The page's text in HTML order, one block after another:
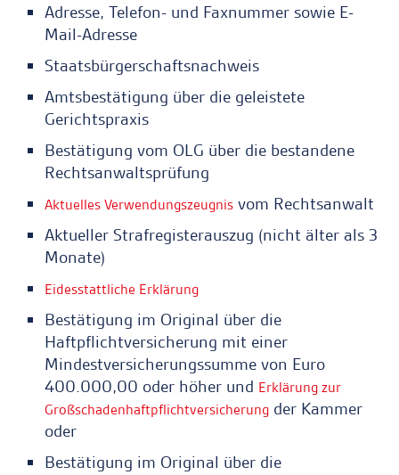
Adresse, Telefon- und Faxnummer sowie E-
Mail-Adresse
Staatsbürgerschaftsnachweis
Amtsbestätigung über die geleistete
Gerichtspraxis
Bestätigung vom OLG über die bestandene
Rechtsanwaltsprüfung
Aktuelles Verwendungszeugnis vom Rechtsanwalt
Aktueller Strafregisterauszug (nicht älter als 3
Monate)
Eidesstattliche Erklärung
Bestätigung im Original über die
Haftpflichtversicherung mit einer
Mindestversicherungssumme von Euro
400.000,00 oder höher und Erklärung zur
Großschadenhaftpflichtversicherung der Kammer
oder
Bestätigung im Original über die